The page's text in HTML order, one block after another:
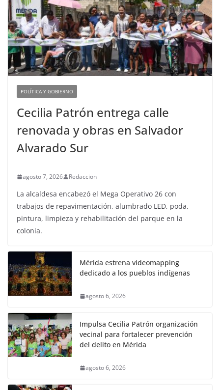
POLÍTICA Y GOBIERNO
Cecilia Patrón entrega calle
renovada y obras en Salvador
Alvarado Sur
agosto 7, 2026 Redaccion
La alcaldesa encabezó el Mega Operativo 26 con
trabajos de repavimentación, alumbrado LED, poda,
pintura, limpieza y rehabilitación del parque en la
colonia.
Mérida estrena videomapping
dedicado a los pueblos indígenas
agosto 6, 2026
Impulsa Cecilia Patrón organización
vecinal para fortalecer prevención
del delito en Mérida
agosto 6, 2026